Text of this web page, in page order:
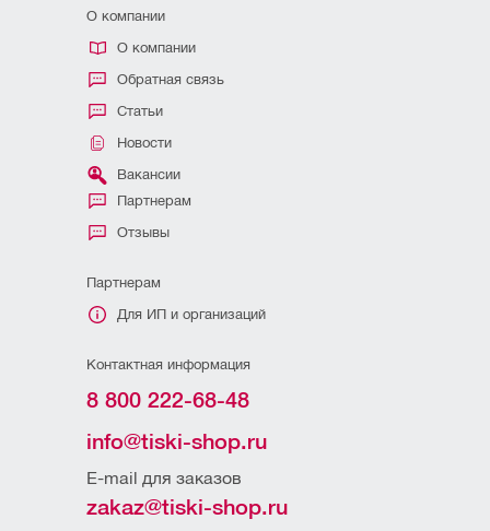
О компании
О компании
Обратная связь
Статьи
Новости
Вакансии
Партнерам
Отзывы
Партнерам
Для ИП и организаций
Контактная информация
8 800 222-68-48
info@tiski-shop.ru
E-mail для заказов
zakaz@tiski-shop.ru